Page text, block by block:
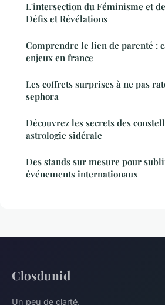
L'intersection du Féminisme et
Défis et Révélations
Comprendre le lien de parenté :
enjeux en france
Les coffrets surprises à ne pas
sephora
Découvrez les secrets des
astrologie sidérale
Des stands sur mesure pour
événements internationaux
Closdunid
Un peu de clarté.